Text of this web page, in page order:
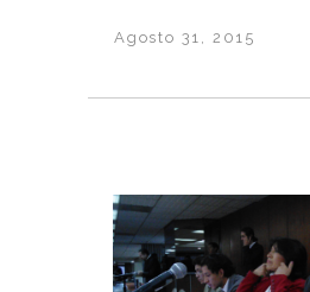
Agosto 31, 2015